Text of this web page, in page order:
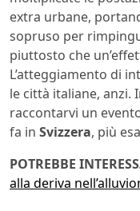
extra urbane,
sopruso per
piuttosto che
L’atteggiamento di
le città italiane, anzi.
raccontarvi un
fa in Svizzera, più
POTREBBE
alla deriva